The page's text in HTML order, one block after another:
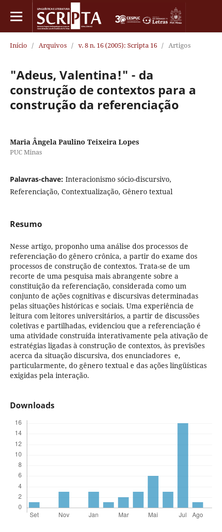
Início / Arquivos / v. 8 n. 16 (2005): Scripta 16 / Artigos
"Adeus, Valentina!" - da
construção de contextos para a
construção da referenciação
Maria Ângela Paulino Teixeira Lopes
PUC Minas
Palavras-chave: Interacionismo sócio-discursivo,
Referenciação, Contextualização, Gênero textual
Resumo
Nesse artigo, proponho uma análise dos processos de
referenciação do gênero crônica, a partir do exame dos
processos de construção de contextos. Trata-se de um
recorte de uma pesquisa mais abran­gente sobre a
constituição da referenciação, considerada como um
conjunto de ações cognitivas e discursivas determinadas
pelas situa­ções históricas e sociais. Uma experiência de
leitura com leitores­ universitários, a partir de discussões
coletivas e partilhadas, eviden­ciou que a referenciação é
uma atividade construída interativamente pela ativação de
estratégias ligadas à construção de contextos, às previsões
acerca da situação discursiva, dos enunciadores e,
particular­mente, do gênero textual e das ações lingüísticas
exigidas pela interação.
Downloads